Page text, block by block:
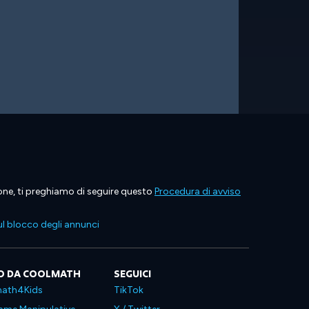
ti preghiamo di seguire questo Procedura di avviso
blocco degli annunci
DA COOLMATH SEGUICI
TikTok